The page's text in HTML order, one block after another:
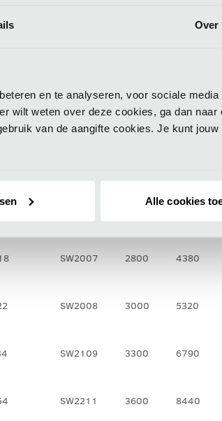
Over
en te analyseren, voor sociale media
wilt weten over deze cookies, ga dan naar
van de aangifte cookies. Je kunt jouw
Alle cookies
SW2004 2500 2250
SW2007 2800 4380
SW2008 3000 5320
SW2109 3300 6790
SW2211 3600 8440